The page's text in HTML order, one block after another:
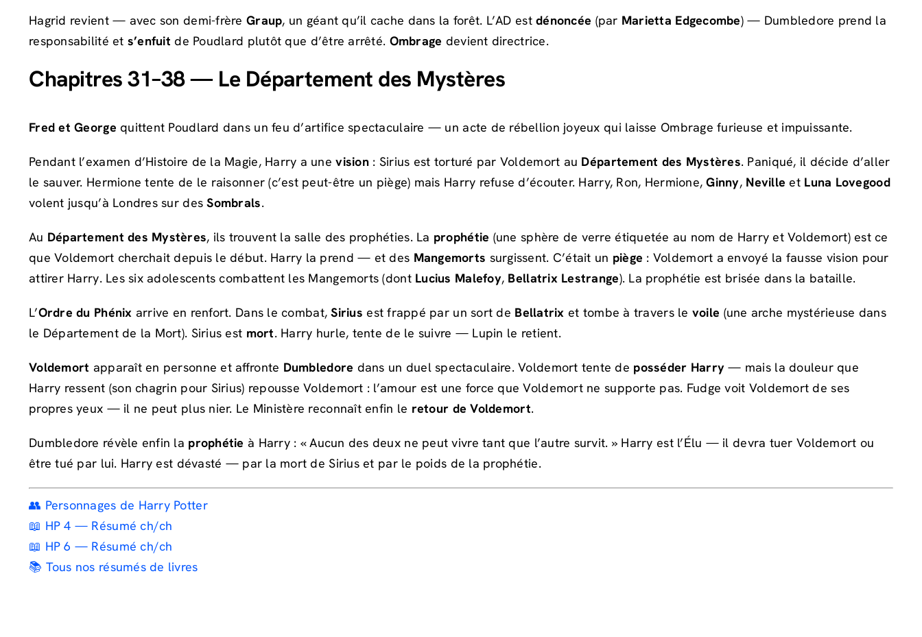
Hagrid revient — avec son demi-frère Graup, un géant qu’il cache dans la forêt. L’AD estdénoncée (par Marietta Edgecombe) — Dumbledore prend la
responsabilité et s’enfuit de Poudlard plutôt que d’être arrêté. Ombrage devient directrice.
Chapitres 31–38 — Le Département des Mystères
Fred et George quittent Poudlard dans un feu d’artifice spectaculaire — un acte de rébellion joyeux qui laisse Ombrage furieuse et impuissante.
Pendant l’examen d’Histoire de la Magie, Harry a unevision: Sirius est torturé par Voldemort au Département des Mystères. Paniqué, il décide d’aller
le sauver. Hermione tente de le raisonner (c’est peut-être un piège) mais Harry refuse d’écouter. Harry, Ron, Hermione,Ginny, Neville et Luna Lovegood
volent jusqu’à Londres sur desSombrals.
Au Département des Mystères, ils trouvent la salle des prophéties. La prophétie (une sphère de verre étiquetée au nom de Harry et Voldemort) est ce
que Voldemort cherchait depuis le début. Harry la prend — et des Mangemorts surgissent. C’était un piège : Voldemort a envoyé la fausse vision pour
attirer Harry. Les six adolescents combattent les Mangemorts (dont Lucius Malefoy, Bellatrix Lestrange). La prophétie est brisée dans la bataille.
L’Ordre du Phénix arrive en renfort. Dans le combat,Sirius est frappé par un sort de Bellatrix et tombe à travers le voile (une arche mystérieuse dans
le Département de la Mort). Sirius est mort. Harry hurle, tente de le suivre — Lupin le retient.
Voldemort apparaît en personne et affronte Dumbledore dans un duel spectaculaire. Voldemort tente de posséder Harry — mais la douleur que
Harry ressent (son chagrin pour Sirius) repousse Voldemort : l’amour est une force que Voldemort ne supporte pas. Fudge voit Voldemort de ses
propres yeux — il ne peut plus nier. Le Ministère reconnaît enfin le retour de Voldemort.
Dumbledore révèle enfin la prophétie à Harry : « Aucun des deux ne peut vivre tant que l’autre survit. » Harry est l’Élu — il devra tuer Voldemort ou
être tué par lui. Harry est dévasté — par la mort de Sirius et par le poids de la prophétie.
👥 Personnages de Harry Potter
📖 HP 4 — Résumé ch/ch
📖 HP 6 — Résumé ch/ch
📚 Tous nos résumés de livres